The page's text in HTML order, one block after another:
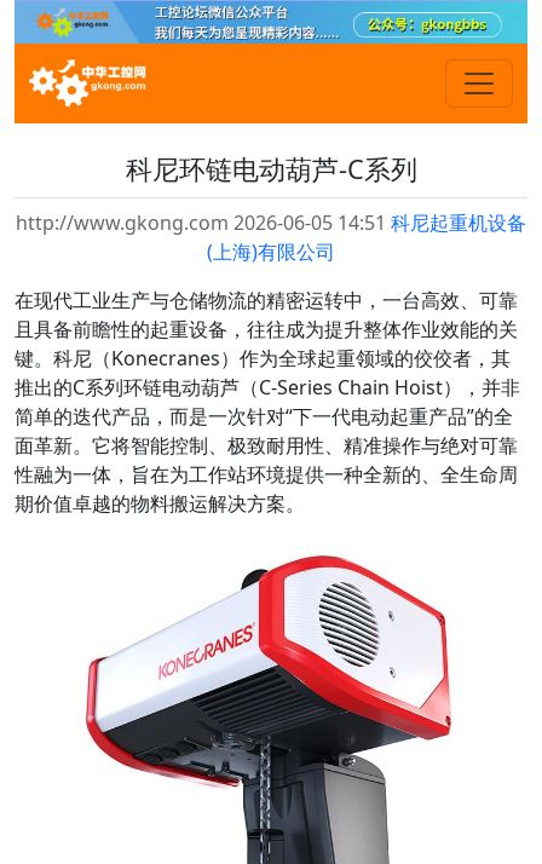
科尼环链电动葫芦-C系列
http://www.gkong.com 2026-06-05 14:51 科尼起重机设备
(上海)有限公司
在现代工业生产与仓储物流的精密运转中，一台高效、可靠
且具备前瞻性的起重设备，往往成为提升整体作业效能的关
键。科尼（Konecranes）作为全球起重领域的佼佼者，其
推出的C系列环链电动葫芦（C-Series Chain Hoist），并非
简单的迭代产品，而是一次针对“下一代电动起重产品”的全
面革新。它将智能控制、极致耐用性、精准操作与绝对可靠
性融为一体，旨在为工作站环境提供一种全新的、全生命周
期价值卓越的物料搬运解决方案。